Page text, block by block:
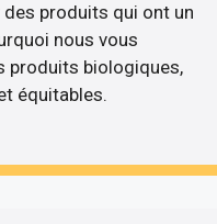
produits qui ont un
nous vous
produits biologiques,
équitables.